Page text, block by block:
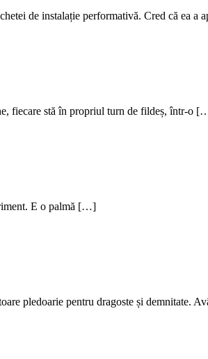
de instalație performativă. Cred că ea a
fiecare stă în propriul turn de fildeș, într-o
E o palmă […]
pledoarie pentru dragoste și demnitate.